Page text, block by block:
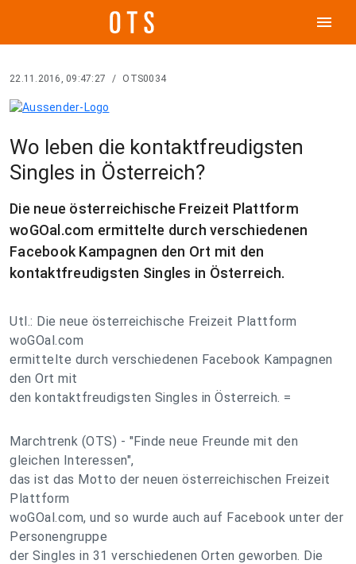
menu
22.11.2016, 09:47:27 / OTS0034
Wo leben die kontaktfreudigsten
Singles in Österreich?
Die neue österreichische Freizeit Plattform
woGOal.com ermittelte durch verschiedenen
Facebook Kampagnen den Ort mit den
kontaktfreudigsten Singles in Österreich.
Utl.: Die neue österreichische Freizeit Plattform
woGOal.com
ermittelte durch verschiedenen Facebook Kampagnen
den Ort mit
den kontaktfreudigsten Singles in Österreich. =
Marchtrenk (OTS) - "Finde neue Freunde mit den
gleichen Interessen",
das ist das Motto der neuen österreichischen Freizeit
Plattform
woGOal.com, und so wurde auch auf Facebook unter der
Personengruppe
der Singles in 31 verschiedenen Orten geworben. Die